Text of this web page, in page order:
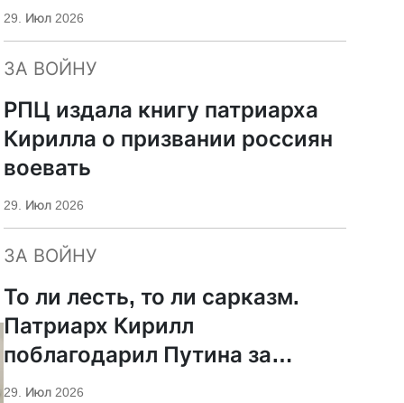
29. Июл 2026
ЗА ВОЙНУ
РПЦ издала книгу патриарха
Кирилла о призвании россиян
воевать
29. Июл 2026
ЗА ВОЙНУ
То ли лесть, то ли сарказм.
Патриарх Кирилл
поблагодарил Путина за
защиту суверенитета и
29. Июл 2026